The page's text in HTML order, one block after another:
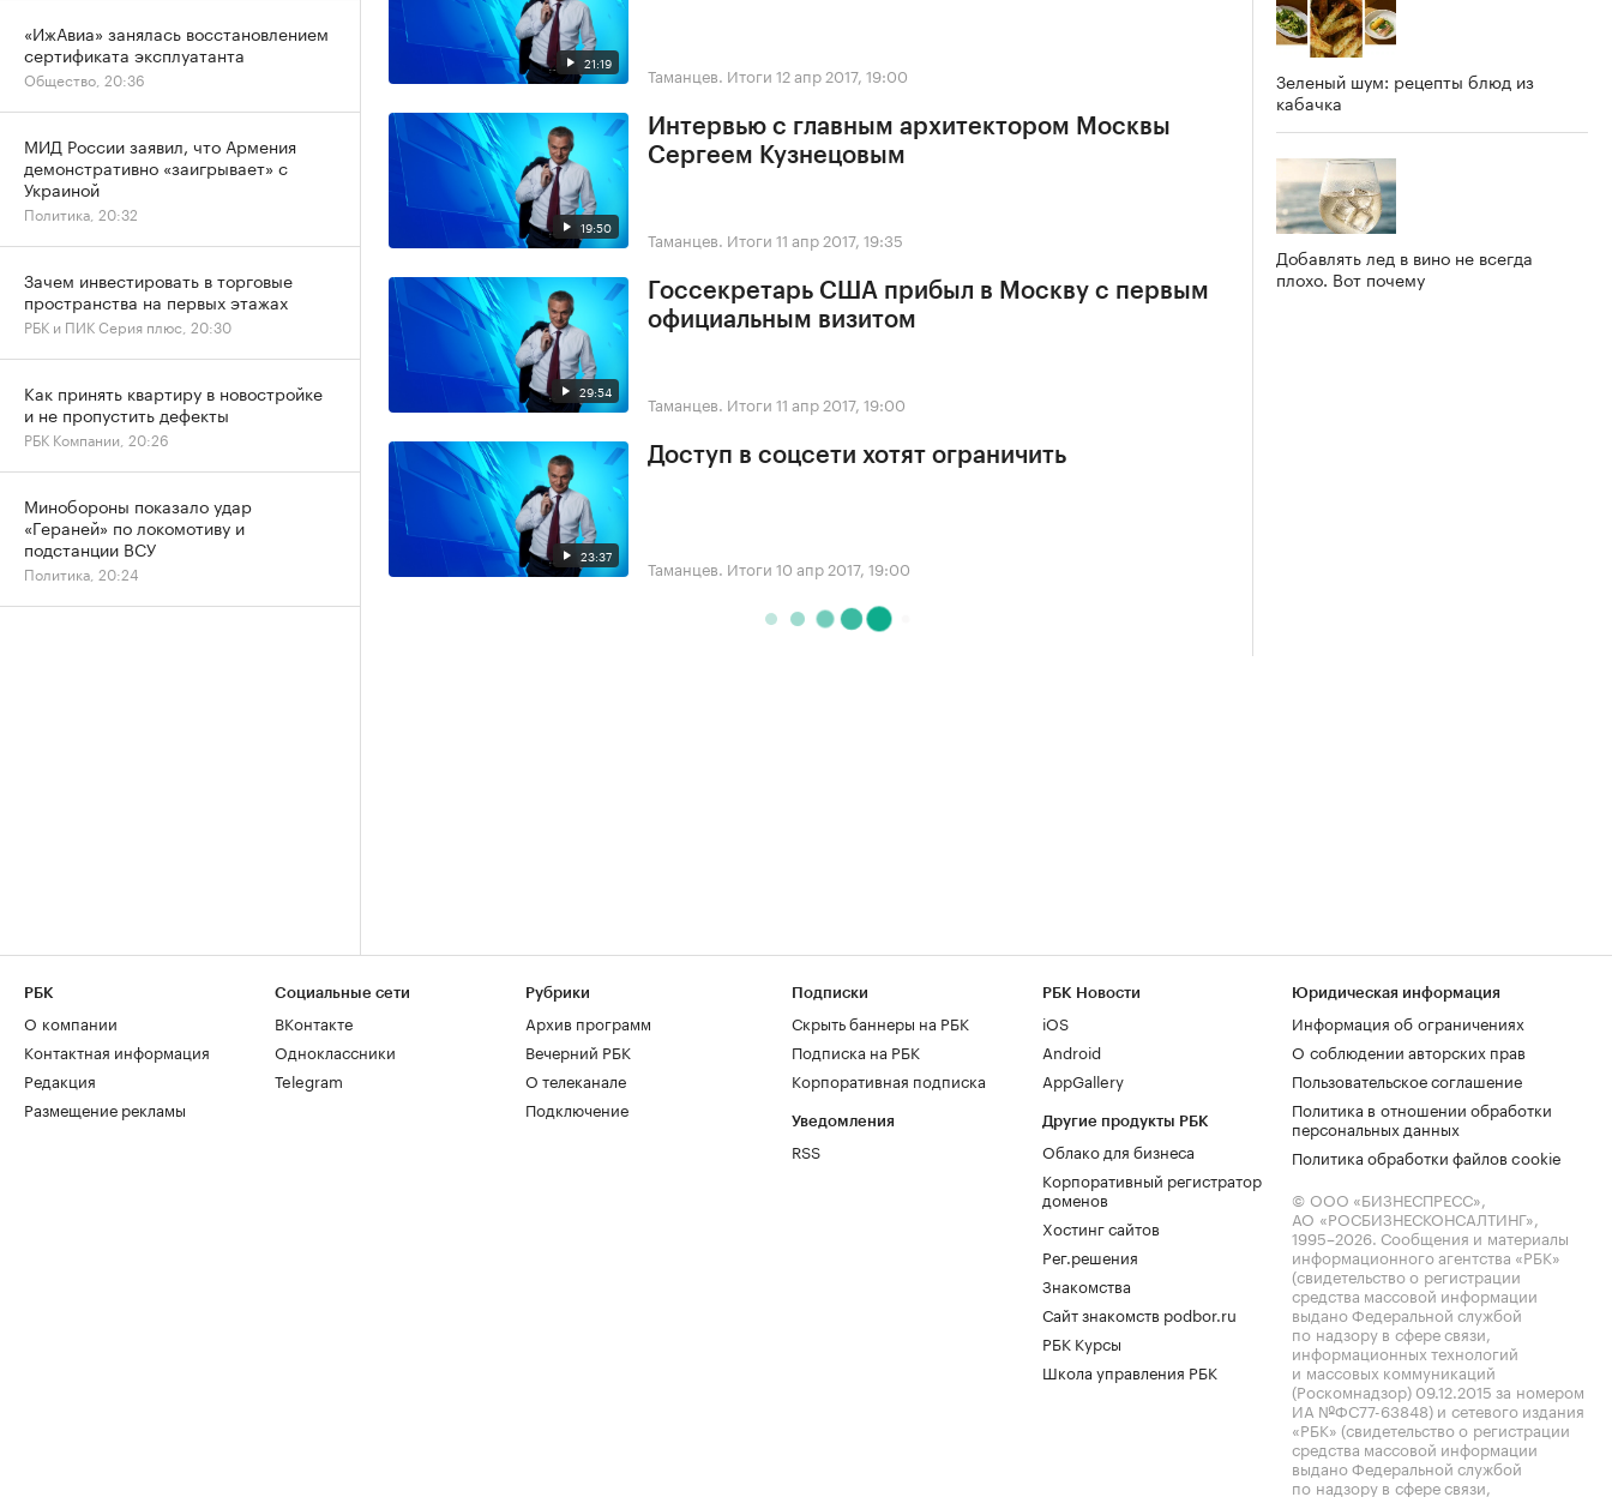
21:19 Таманцев. Итоги 12 апр 2017, 19:00
19:50
Интервью с главным архитектором Москвы
Сергеем Кузнецовым
Таманцев. Итоги 11 апр 2017, 19:35
29:54
Госсекретарь США прибыл в Москву с первым
официальным визитом
Таманцев. Итоги 11 апр 2017, 19:00
23:37
Доступ в соцсети хотят ограничить
Таманцев. Итоги 10 апр 2017, 19:00
Зеленый шум: рецепты блюд из
кабачка
Добавлять лед в вино не всегда
плохо. Вот почему
«ИжАвиа» занялась восстановлением
сертификата эксплуатанта
Общество, 20:36
МИД России заявил, что Армения
демонстративно «заигрывает» с
Украиной
Политика, 20:32
Зачем инвестировать в торговые
пространства на первых этажах
РБК и ПИК Серия плюс, 20:30
Как принять квартиру в новостройке
и не пропустить дефекты
РБК Компании, 20:26
Минобороны показало удар
«Гераней» по локомотиву и
подстанции ВСУ
Политика, 20:24
РБК
О компании
Контактная информация
Редакция
Размещение рекламы
Социальные сети
ВКонтакте
Одноклассники
Telegram
Рубрики
Архив программ
Вечерний РБК
О телеканале
Подключение
Подписки
Скрыть баннеры на РБК
Подписка на РБК
Корпоративная подписка
Уведомления
RSS
РБК Новости
iOS
Android
AppGallery
Другие продукты РБК
Облако для бизнеса
Корпоративный регистратор
доменов
Хостинг сайтов
Рег.решения
Знакомства
Сайт знакомств podbor.ru
РБК Курсы
Школа управления РБК
Юридическая информация
Информация об ограничениях
О соблюдении авторских прав
Пользовательское соглашение
Политика в отношении обработки
персональных данных
Политика обработки файлов cookie
© ООО «БИЗНЕСПРЕСС»,
АО «РОСБИЗНЕСКОНСАЛТИНГ»,
1995–2026. Сообщения и материалы
информационного агентства «РБК»
(свидетельство о регистрации
средства массовой информации
выдано Федеральной службой
по надзору в сфере связи,
информационных технологий
и массовых коммуникаций
(Роскомнадзор) 09.12.2015 за номером
ИА №ФС77-63848) и сетевого издания
«РБК» (свидетельство о регистрации
средства массовой информации
выдано Федеральной службой
по надзору в сфере связи,